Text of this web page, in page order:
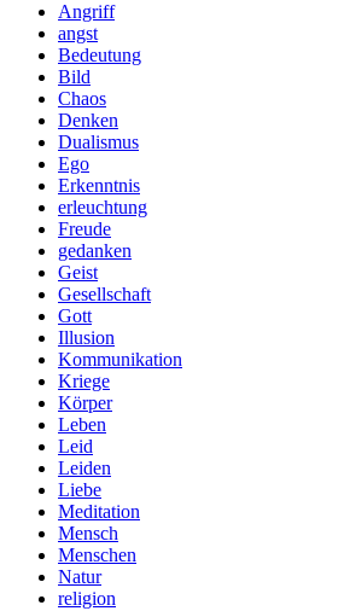
Angriff
angst
Bedeutung
Bild
Chaos
Denken
Dualismus
Ego
Erkenntnis
erleuchtung
Freude
gedanken
Geist
Gesellschaft
Gott
Illusion
Kommunikation
Kriege
Körper
Leben
Leid
Leiden
Liebe
Meditation
Mensch
Menschen
Natur
religion